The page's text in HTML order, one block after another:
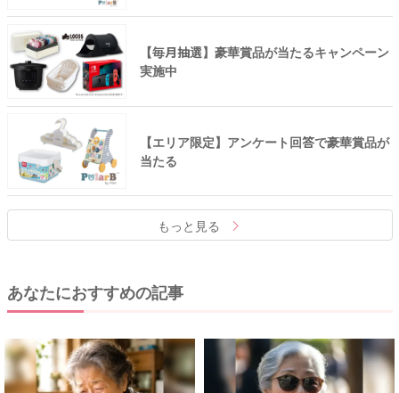
【毎月抽選】豪華賞品が当たるキャンペーン
実施中
【エリア限定】アンケート回答で豪華賞品が
当たる
もっと見る
あなたにおすすめの記事